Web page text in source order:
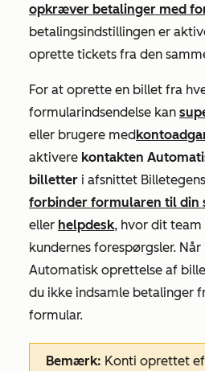
opkræver betalinger med
betalingsindstillingen er
oprette tickets fra den
For at oprette en billet fra
formularindsendelse kan
eller brugere med
aktivere kontakten
billetter i afsnittet
forbinder formularen til din
eller helpdesk, hvor dit team
kundernes forespørgsler. Når
Automatisk oprettelse af
du ikke indsamle betalinger
formular.
Bemærk: Konti oprettet